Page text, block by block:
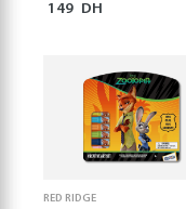
149 DH
RED RIDGE